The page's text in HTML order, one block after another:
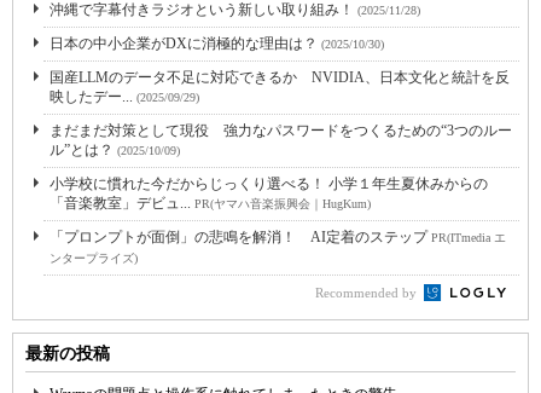
沖縄で字幕付きラジオという新しい取り組み！ (2025/11/28)
日本の中小企業がDXに消極的な理由は？ (2025/10/30)
国産LLMのデータ不足に対応できるか NVIDIA、日本文化と統計を反
映したデー... (2025/09/29)
まだまだ対策として現役 強力なパスワードをつくるための“3つのルー
ル”とは？ (2025/10/09)
小学校に慣れた今だからじっくり選べる！ 小学１年生夏休みからの
「音楽教室」デビュ... PR(ヤマハ音楽振興会｜HugKum)
「プロンプトが面倒」の悲鳴を解消！ AI定着のステップPR(ITmedia エ
ンタープライズ)
Recommended by
最新の投稿